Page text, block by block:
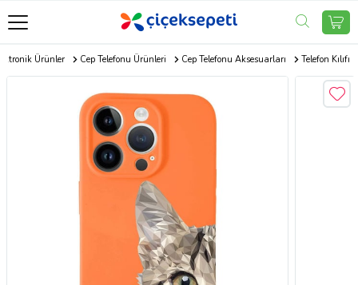
Ürünler Cep Telefonu Ürünleri Cep Telefonu Aksesuarları Telefon Kılıfı